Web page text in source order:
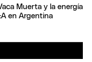
Muerta y la energía
en Argentina